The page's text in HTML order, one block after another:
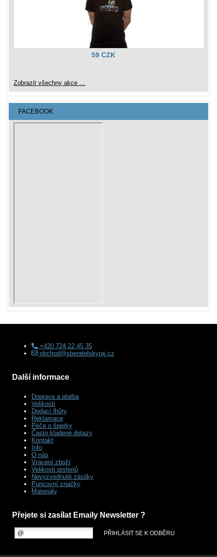
59 CZK
Zobrazit všechny akce ...
FACEBOOK
+420 724 22 45 35
obchod@sberatelskyraj.cz
Další informace
Doprava a platba
Velikosti
Dodací lhůty
Reklamace
Péče o šperky
Často kladené dotazy
Kontakt
Info
O nás
Vrácení zboží
Velikosti prstenů
Nevyzvednuté zásilky
Puncovní značky
Materiály
Přejete si zasílat Emaily Newsletter ?